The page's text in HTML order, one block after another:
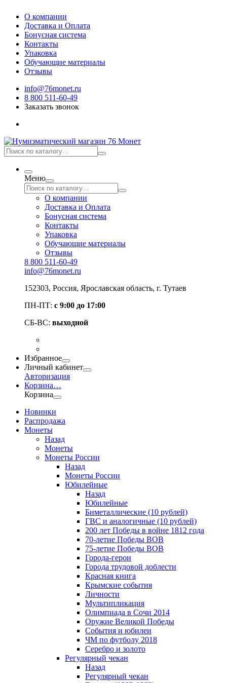
О компании
Доставка и Оплата
Бонусная система
Контакты
Упаковка
Обучающие материалы
Отзывы
info@76monet.ru
8 800 511-60-49
Заказать звонок
Меню
О компании
Доставка и Оплата
Бонусная система
Контакты
Упаковка
Обучающие материалы
Отзывы
8 800 511-60-49
info@76monet.ru
152303, Россия, Ярославская область, г. Тутаев
ПН-ПТ: с 9:00 до 17:00
СБ-ВС: выходной
Избранное
Личный кабинет
Авторизация
Корзина…
Корзина
Новинки
Распродажа
Монеты
Назад
Монеты
Монеты России
Назад
Монеты России
Юбилейные
Назад
Юбилейные
Биметаллические (10 рублей)
ГВС и аналогичные (10 рублей)
200 лет Победы в войне 1812 года
70-летие Победы ВОВ
75-летие Победы ВОВ
Города-герои
Города трудовой доблести
Красная книга
Крымские события
Личности
Мультипликация
Олимпиада в Сочи 2014
Оружие Великой Победы
События и юбилеи
ЧМ по футболу 2018
Серебро и золото
Регулярный чекан
Назад
Регулярный чекан